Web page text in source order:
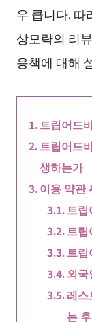
우 큽니다. 따
상모략의 리
응책에 대해
트립어드
트립어드
생하는가
이용 약관
트립
트립
트립
외국
레스
는